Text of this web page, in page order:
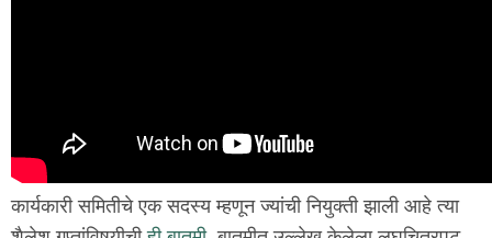
कार्यकारी समितीचे एक सदस्य म्हणून ज्यांची नियुक्ती झाली आहे त्या